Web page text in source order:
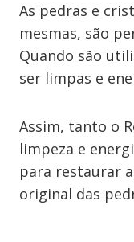
As pedras e
mesmas, são
Quando são
ser limpas e
Assim, tanto o
limpeza e
para restaurar
original das